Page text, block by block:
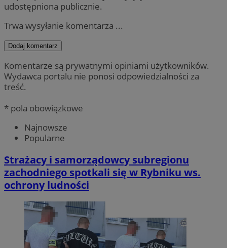
udostępniona publicznie.
Trwa wysyłanie komentarza ...
Dodaj komentarz
Komentarze są prywatnymi opiniami użytkowników.
Wydawca portalu nie ponosi odpowiedzialności za
treść.
* pola obowiązkowe
Najnowsze
Popularne
Strażacy i samorządowcy subregionu
zachodniego spotkali się w Rybniku ws.
ochrony ludności